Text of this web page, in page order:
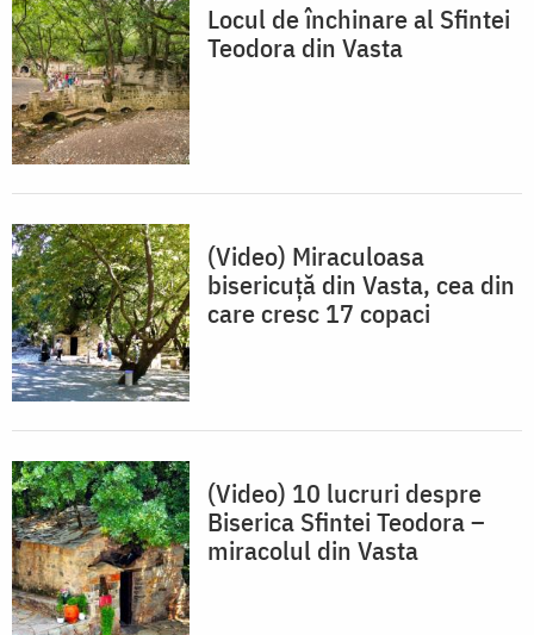
Locul de închinare al Sfintei
Teodora din Vasta
(Video) Miraculoasa
bisericuță din Vasta, cea din
care cresc 17 copaci
(Video) 10 lucruri despre
Biserica Sfintei Teodora –
miracolul din Vasta